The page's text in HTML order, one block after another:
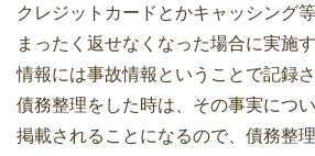
クレジットカードとかキャッシング
まったく返せなくなった場合に実施
情報には事故情報ということで記録
債務整理をした時は、その事実につ
掲載されることになるので、債務整